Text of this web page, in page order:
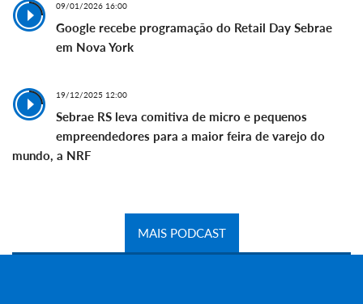
09/01/2026 16:00
Google recebe programação do Retail Day Sebrae
em Nova York
19/12/2025 12:00
Sebrae RS leva comitiva de micro e pequenos
empreendedores para a maior feira de varejo do
mundo, a NRF
MAIS PODCAST